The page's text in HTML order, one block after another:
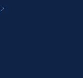
↗